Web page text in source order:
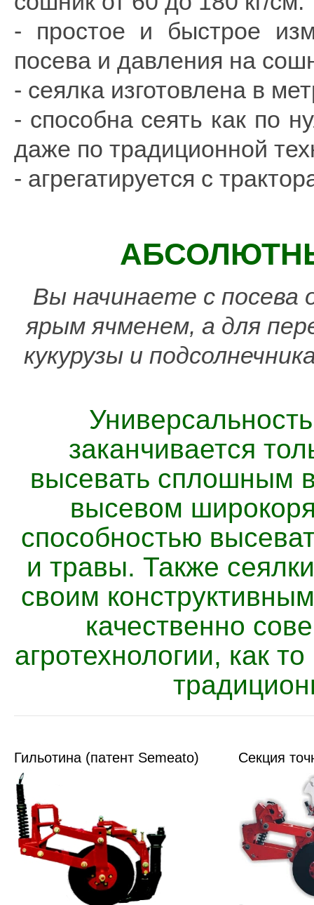
- простое и быстрое
посева и давления на
- сеялка изготовлена в
- способна сеять как по
даже по традиционной
- агрегатируется с
Вы начинаете с посева
ярым ячменем, а для
кукурузы и
заканчивается
высевать сплошным
высевом
способностью
и травы. Также
своим
качественно
агротехнологии, как
Гильотина (патент Semeato) Секция